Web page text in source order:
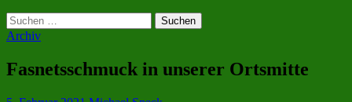
Suchen
nach:
Archiv
Fasnetsschmuck in unserer Ortsmitte